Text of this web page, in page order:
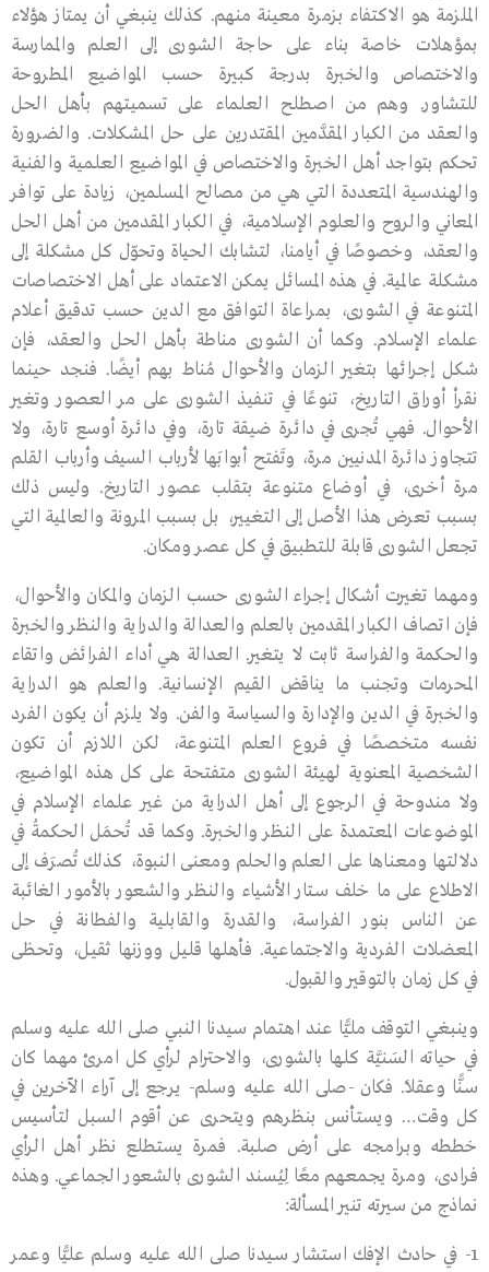
الملزمة هو الاكتفاء بزمرة معينة منهم. كذلك ينبغي أن يمتاز هؤلاء
بمؤهلات خاصة بناء على حاجة الشـورى إلى العلم والممارسة
والاختصاص والخبرة بدرجة كبيرة حسب المواضيع المطروحة
للتشاور. وهم من اصطلح العلماء على تسميتهم بأهل الحل
والعقد من الكبار المقدَّمين المقتدرين على حل المشكلات. والضرورة
تحكم بتواجد أهل الخبرة والاختصاص في المواضيع العلمية والفنية
والهندسية المتعددة التي هي من مصالح المسلمين، زيادة على توافر
المعاني والروح والعلوم الإسلامية، في الكبار المقدمين من أهـل الحل
والعقد، وخصوصًا في أيامنا، لتشابك الحياة وتحوّل كل مشكلة إلى
مشكلة عالمية. في هذه المسائل يمكن الاعتماد على أهل الاختصاصات
المتنوعة في الشورى، بمراعاة التوافق مع الدين حسب تدقيق أعلام
علماء الإسـلام. وكما أن الشورى مناطة بأهل الحل والعقد، فإن
شكل إجرائها بتغير الزمان والأحوال مُناط بهم أيضًا. فنجد حينما
نقرأ أوراق التاريخ، تنوعًا في تنفيذ الشورى على مر العصور وتغير
الأحوال. فهي تُجرى في دائرة ضيقة تارة، وفي دائرة أوسع تارة، ولا
تتجاوز دائرة المدنيين مرة، وتَفتح أبوابَها لأرباب السيف وأرباب القلم
مرة أخرى، في أوضاع متنوعة بتقلب عصور التاريخ. وليس ذلك
بسبب تعرض هذا الأصل إلى التغيير، بل بسبب المرونة والعالمية التي
تجعل الشورى قابلة للتطبيق في كل عصر ومكان.
ومهما تغيرت أشكال إجراء الشورى حسب الزمان والمكان والأحوال،
فإن اتصاف الكبار المقدمين بالعلم والعدالة والدراية والنظر والخبرة
والحكمة والفراسة ثابت لا يتغير. العدالة هي أداء الفرائض واتقاء
المحرمات وتجنب ما يناقض القيم الإنسانية. والعلم هو الدرايـة
والخبرة في الديـن والإدارة والسياسة والفن. ولا يلزم أن يكون الفرد
نفسه متخصصًا في فروع العلم المتنوعة، لكن اللازم أن تكون
الشخصية المعنوية لهيئة الشورى متفتحة على كل هذه المواضيع،
ولا مندوحة في الرجوع إلى أهل الدراية من غير علماء الإسلام في
الموضوعات المعتمدة على النظر والخبرة. وكما قد تُحمَل الحكمةُ في
دلالتها ومعنـاها على العلم والحلم ومعنى النبوة، كذلك تُصرَف إلى
الاطلاع على ما خلف سـتار الأشياء والنظر والشعور بالأمور الغائبة
عن الناس بنور الفراسة، والقدرة والقابلية والفطانة في حـل
المعضلات الفردية والاجتماعية. فأهلها قليل ووزنها ثقيـل، وتحظى
في كل زمـان بالتوقير والقبول.
وينبغي التوقف مليًّا عند اهتمام سيدنا النبي صلى الله عليه وسلم
في حياته السَنيَّة كلها بالشورى، والاحترام لرأي كل امرئ مهما كان
سـنًّا وعقلاً. فكان -صلى الله عليه وسلم- يرجع إلى آراء الآخرين في
كل وقت… ويستأنس بنظرهم ويتحرى عن أقوم السبل لتأسيس
خططه وبرامجه على أرض صلبة. فمرة يستطلع نظر أهل الرأي
فرادى، ومرة يجمعهم معًا لِيُسند الشورى بالشعور الجماعي. وهذه
نماذج من سيرته تنير المسألة:
1- في حادث الإفك استشار سـيدنا صلى الله عليه وسلم عليًّا وعمر